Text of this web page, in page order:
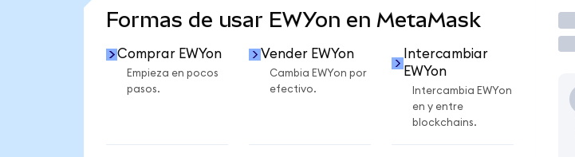
Formas de usar EWYon en MetaMask
Comprar EWYon
Empieza en pocos
pasos.
Vender EWYon
Cambia EWYon por
efectivo.
Intercambiar
EWYon
Intercambia EWYon
en y entre
blockchains.